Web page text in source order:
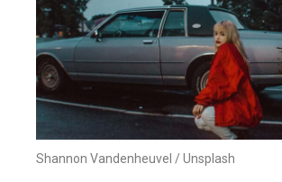
Shannon Vandenheuvel / Unsplash